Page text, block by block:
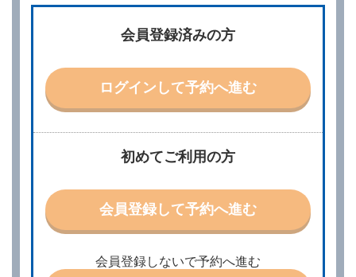
所、運転者、チャイルドシート等付属品の要否、その
他の借受条件（以下「借受条件」といいます。）を明
社は、電話連絡並びに電子メールによる予約に応じま
すが、予約内容と実際に相違があった場合でも当社は
責任を負わないものとします。
当社は、借受人から予約の申込みがあったときは、原
特に認める場合を除き、別に定める予約申込金を支払
第３条（予約の変更）
借受人は、前条第１項の借受条件を変更しようとする
ときは、あらかじめ当社の承諾を受けなければならな
第４条（予約の取消し等）
初めてご利用の方
会員登録して予約へ進む
会員登録しないで予約へ進む
会員登録済みの方
ログインして予約へ進む